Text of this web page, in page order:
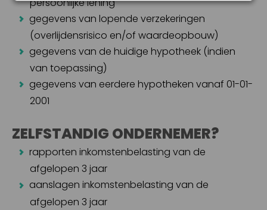
gegevens van lopende verzekeringen
(overlijdensrisico en/of waardeopbouw)
gegevens van de huidige hypotheek (indien
van toepassing)
gegevens van eerdere hypotheken vanaf 01-01-
2001
ZELFSTANDIG ONDERNEMER?
rapporten inkomstenbelasting van de
afgelopen 3 jaar
aanslagen inkomstenbelasting van de
afgelopen 3 jaar